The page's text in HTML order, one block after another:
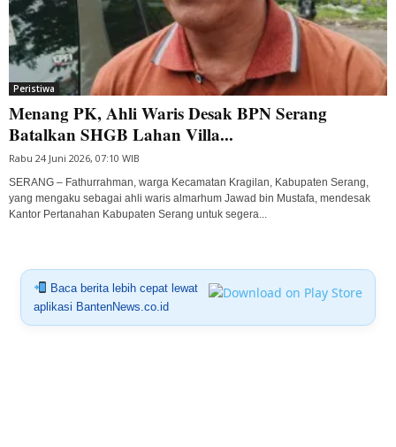
Peristiwa
Menang PK, Ahli Waris Desak BPN Serang
Batalkan SHGB Lahan Villa...
Rabu 24 Juni 2026, 07:10 WIB
SERANG – Fathurrahman, warga Kecamatan Kragilan, Kabupaten Serang,
yang mengaku sebagai ahli waris almarhum Jawad bin Mustafa, mendesak
Kantor Pertanahan Kabupaten Serang untuk segera...
Baca berita lebih cepat lewat
aplikasi BantenNews.co.id